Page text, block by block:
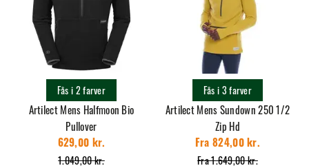
Artilect Mens Halfmoon Bio
Pullover
1.049,00 kr.
629,00 kr.
Fås i 2 farver
Artilect Mens Sundown 250 1/2
Zip Hd
Fra 1.649,00 kr.
Fra 824,00 kr.
Fås i 3 farver